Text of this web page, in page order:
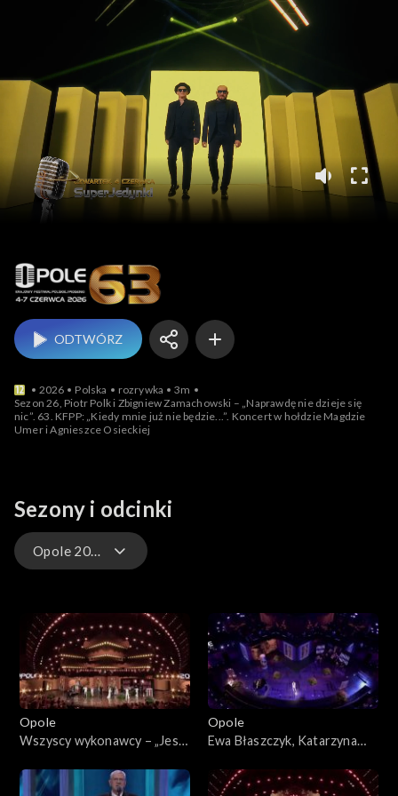
Opole
ODTWÓRZ
2026 Polska rozrywka
3m
Sezon 26, Piotr Polk i Zbigniew Zamachowski – „Naprawdę nie dzieje się
nic”. 63. KFPP: „Kiedy mnie już nie będzie...”. Koncert w hołdzie Magdzie
Umer i Agnieszce Osieckiej
Sezony i odcinki
Opole 2026 – występy
Opole 2026 – występy
Opole 2025
Opole 2024
Opole
Wszyscy wykonawcy – „Jest
mnie już nie będzie...”.
Opole
Ewa Błaszczyk, Katarzyna
„Kiedy mnie już nie będzie”.